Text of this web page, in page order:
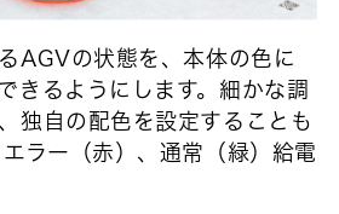
AGVの状態を、本体の色に
きるようにします。細かな調
独自の配色を設定することも
ラー（赤）、通常（緑）給電